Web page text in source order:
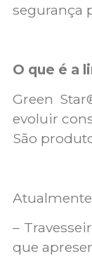
segurança
O que é a
Green
evoluir
São
–
que